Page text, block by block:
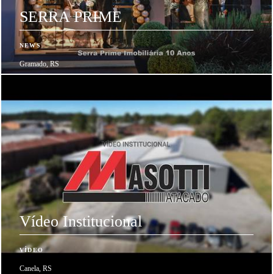
SERRA PRIME
NEWS
Gramado, RS
Vídeo Institucional
VÍDEO
Canela, RS